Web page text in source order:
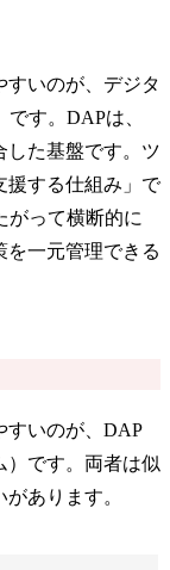
すいのが、デジタ
す。DAPは、
した基盤です。ツ
援する仕組み」で
がって横断的に
を一元管理できる
すいのが、DAP
）です。両者は似
あります。